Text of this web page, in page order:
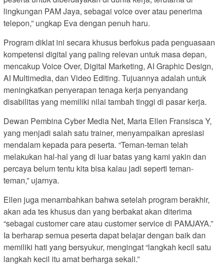
lingkungan PAM Jaya, sebagai voice over atau penerima
telepon,” ungkap Eva dengan penuh haru.
Program diklat ini secara khusus berfokus pada penguasaan
kompetensi digital yang paling relevan untuk masa depan,
mencakup Voice Over, Digital Marketing, AI Graphic Design,
AI Multimedia, dan Video Editing. Tujuannya adalah untuk
meningkatkan penyerapan tenaga kerja penyandang
disabilitas yang memiliki nilai tambah tinggi di pasar kerja.
Dewan Pembina Cyber Media Net, Maria Ellen Fransisca Y,
yang menjadi salah satu trainer, menyampaikan apresiasi
mendalam kepada para peserta. “Teman-teman telah
melakukan hal-hal yang di luar batas yang kami yakin dan
percaya belum tentu kita bisa kalau jadi seperti teman-
teman,” ujarnya.
Ellen juga menambahkan bahwa setelah program berakhir,
akan ada tes khusus dan yang berbakat akan diterima
“sebagai customer care atau customer service di PAMJAYA.”
Ia berharap semua peserta dapat belajar dengan baik dan
memiliki hati yang bersyukur, mengingat “langkah kecil satu
langkah kecil itu amat berharga sekali.”